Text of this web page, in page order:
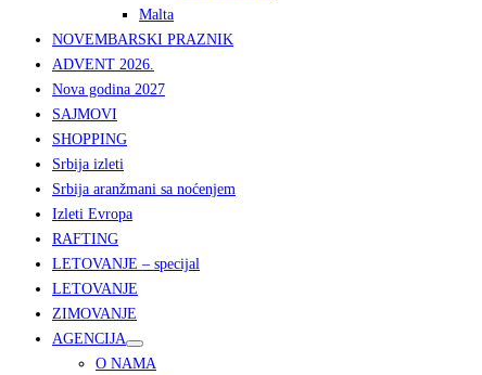
Malta
NOVEMBARSKI PRAZNIK
ADVENT 2026.
Nova godina 2027
SAJMOVI
SHOPPING
Srbija izleti
Srbija aranžmani sa noćenjem
Izleti Evropa
RAFTING
LETOVANJE – specijal
LETOVANJE
ZIMOVANJE
AGENCIJA
O NAMA